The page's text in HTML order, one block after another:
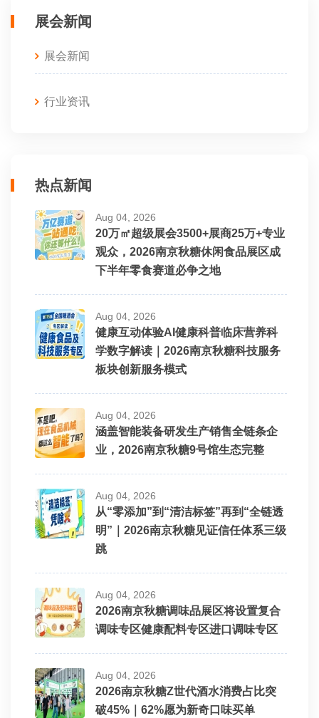
展会新闻
展会新闻
行业资讯
热点新闻
Aug 04, 2026
20万㎡超级展会3500+展商25万+专业
观众，2026南京秋糖休闲食品展区成
下半年零食赛道必争之地
Aug 04, 2026
健康互动体验AI健康科普临床营养科
学数字解读｜2026南京秋糖科技服务
板块创新服务模式
Aug 04, 2026
涵盖智能装备研发生产销售全链条企
业，2026南京秋糖9号馆生态完整
Aug 04, 2026
从“零添加”到“清洁标签”再到“全链透
明”｜2026南京秋糖见证信任体系三级
跳
Aug 04, 2026
2026南京秋糖调味品展区将设置复合
调味专区健康配料专区进口调味专区
Aug 04, 2026
2026南京秋糖Z世代酒水消费占比突
破45%｜62%愿为新奇口味买单